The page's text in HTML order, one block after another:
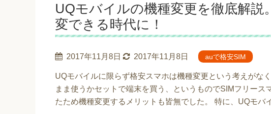
UQモバイルの機種変更を徹底解説
変できる時代に！
2017年11月8日 2017年11月8日 auで格安SIM
UQモバイルに限らず格安スマホは機種変更という考えがな
まま使うかセットで端末を買う、というものでSIMフリース
たため機種変更するメリットも皆無でした。 特に、UQモバ